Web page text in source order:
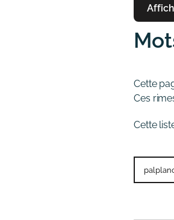
Cette
Ces
Cette